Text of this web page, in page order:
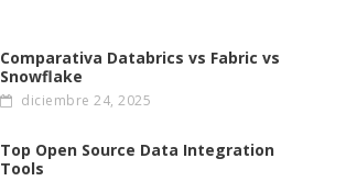
Comparativa Databrics vs Fabric vs
Snowflake
diciembre 24, 2025
Top Open Source Data Integration
Tools